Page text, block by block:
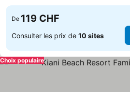
De 119 CHF
Consulter les prix de 10 sites
Choix populaire